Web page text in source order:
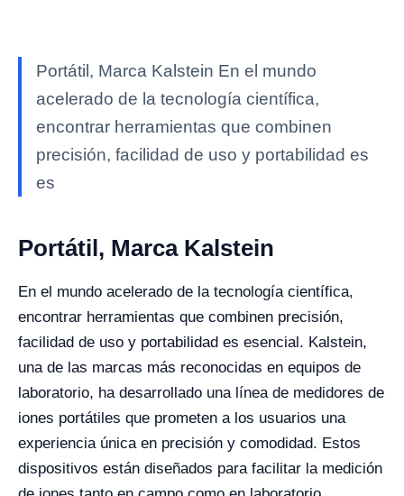
Portátil, Marca Kalstein En el mundo
acelerado de la tecnología científica,
encontrar herramientas que combinen
precisión, facilidad de uso y portabilidad es
es
Portátil, Marca Kalstein
En el mundo acelerado de la tecnología científica,
encontrar herramientas que combinen precisión,
facilidad de uso y portabilidad es esencial. Kalstein,
una de las marcas más reconocidas en equipos de
laboratorio, ha desarrollado una línea de medidores de
iones portátiles que prometen a los usuarios una
experiencia única en precisión y comodidad. Estos
dispositivos están diseñados para facilitar la medición